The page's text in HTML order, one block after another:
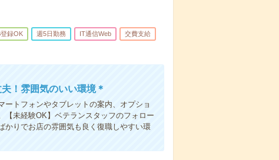
録OK 週5日勤務 IT通信Web 交費支給
！雰囲気のいい環境＊
ートフォンやタブレットの案内、オプショ
【未経験OK】ベテランスタッフのフォロー
かりでお店の雰囲気も良く復職しやすい環